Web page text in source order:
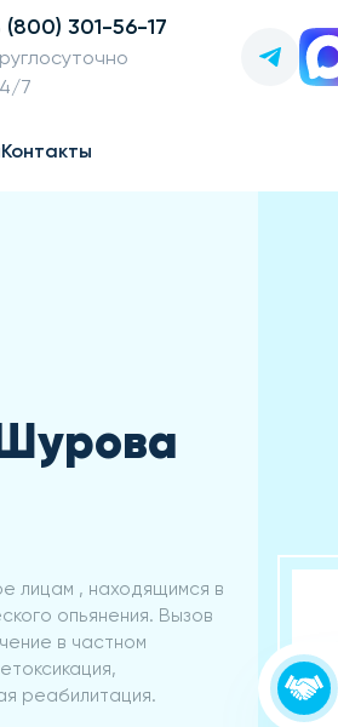
(800) 301-56-17
7
Контакты
лицам , находящимся в
опьянения. Вызов
в частном
реабилитация.